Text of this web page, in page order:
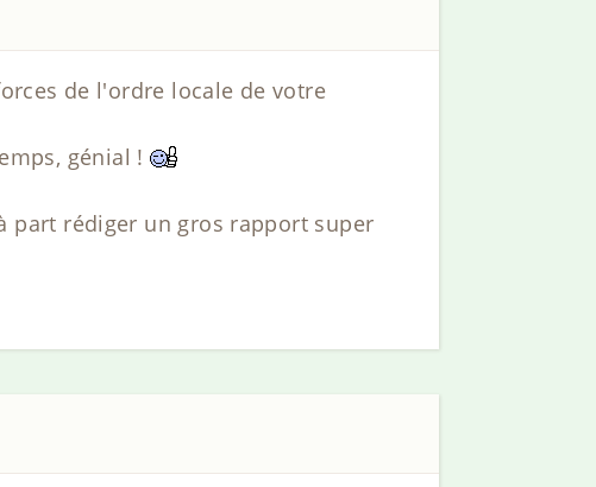
de l'ordre locale de votre
génial !
part rédiger un gros rapport super